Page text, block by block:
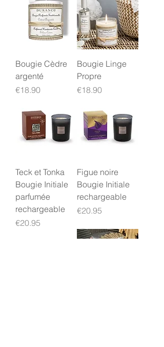
Bougie Cèdre
argenté
Price
€18.90
Bougie Linge
Propre
Price
€18.90
Teck et Tonka
Bougie Initiale
parfumée
rechargeable
Price
€20.95
Figue noire
Bougie Initiale
rechargeable
Price
€20.95